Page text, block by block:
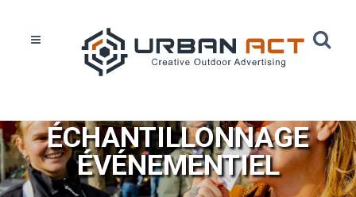
ÉCHANTILLONNAGE
ÉVÉNEMENTIEL